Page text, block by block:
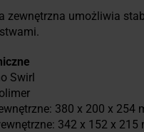
zewnętrzna umożliwia
Swirl
380 x 200 x 254
342 x 152 x 215